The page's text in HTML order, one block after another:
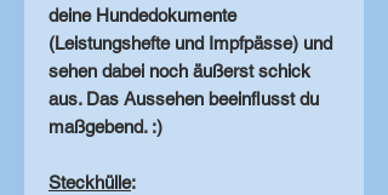
deine Hundedokumente
(Leistungshefte und Impfpässe) und
sehen dabei noch äußerst schick
aus. Das Aussehen beeinflusst du
maßgebend. :)
Steckhülle: